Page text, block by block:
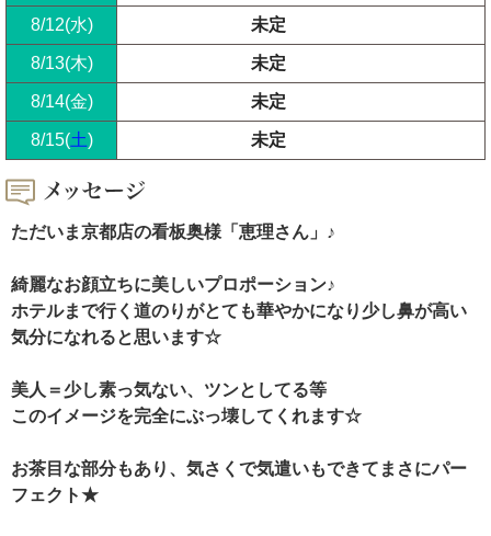
8/12(水) 未定
8/13(木) 未定
8/14(金) 未定
8/15(土) 未定
ただいま京都店の看板奥様「恵理さん」♪
綺麗なお顔立ちに美しいプロポーション♪
ホテルまで行く道のりがとても華やかになり少し鼻が高い
気分になれると思います☆
美人＝少し素っ気ない、ツンとしてる等
このイメージを完全にぶっ壊してくれます☆
お茶目な部分もあり、気さくで気遣いもできてまさにパー
フェクト★